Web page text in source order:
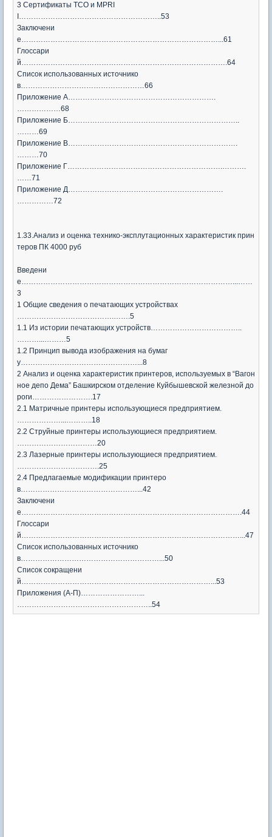
3 Сертификаты TCO и MPRI
I…………………………………………………..53
Заключени
е………………………………………………………………………...61
Глоссари
й………………………………………………………………………….64
Список использованных источнико
в……………………………………………66
Приложение А…………………………………………………….
………………68
Приложение Б……………………………………………………………..
………69
Приложение В…………………………………………………………….
………70
Приложение Г……………………………………………………….……….
……71
Приложение Д……………………………………………………….
……………72
1.33.Анализ и оценка технико-эксплутационных характеристик прин
теров ПК 4000 руб
Введени
е……………………………………………………………………………...……
3
1 Общие сведения о печатающих устройствах
………………………………….…….5
1.1 Из истории печатающих устройств………………………………..
………...………5
1.2 Принцип вывода изображения на бумаг
у…………………………………………...8
2 Анализ и оценка характеристик принтеров, используемых в “Вагон
ное депо Дема” Башкирском отделение Куйбышевской железной до
роги…………………….17
2.1 Матричные принтеры использующиеся предприятием.
………………...………..18
2.2 Струйные принтеры использующиеся предприятием.
……………………………20
2.3 Лазерные принтеры использующиеся предприятием.
…………………………….25
2.4 Предлагаемые модификации принтеро
в…………………………………………...42
Заключени
е……………………………………………………………………………….44
Глоссари
й………………………………………………………………………………...47
Список использованных источнико
в…………………………………………………...50
Список сокращени
й……………………………………………………………………...53
Приложения (А-П)……………………...
………………………………………………..54